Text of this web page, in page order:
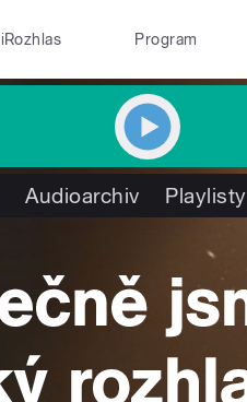
iRozhlas Program
Audioarchiv Playlisty